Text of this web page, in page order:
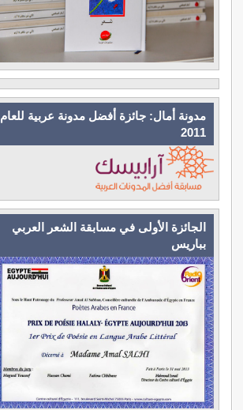
مدونة أمال: جائزة أفضل مدونة عربية للعام
2011
الجائزة الأولى في مسابقة الشعر العربي
بباريس